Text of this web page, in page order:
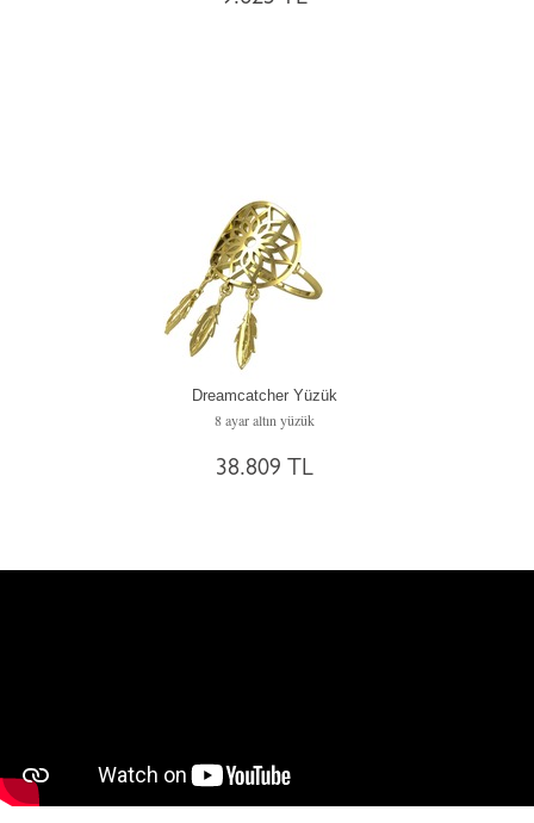
Dreamcatcher Yüzük
8 ayar altın yüzük
38.809 TL